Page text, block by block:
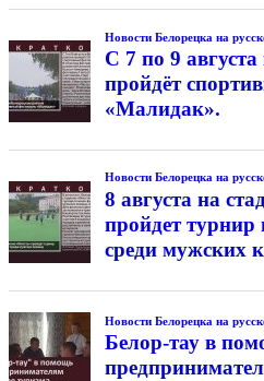
Новости Белорецка на
С 7 по 9
пройдёт
«Малидак».
Новости Белорецка на
8 августа на
пройдет
среди мужских
Новости Белорецка на
Белор-тау в